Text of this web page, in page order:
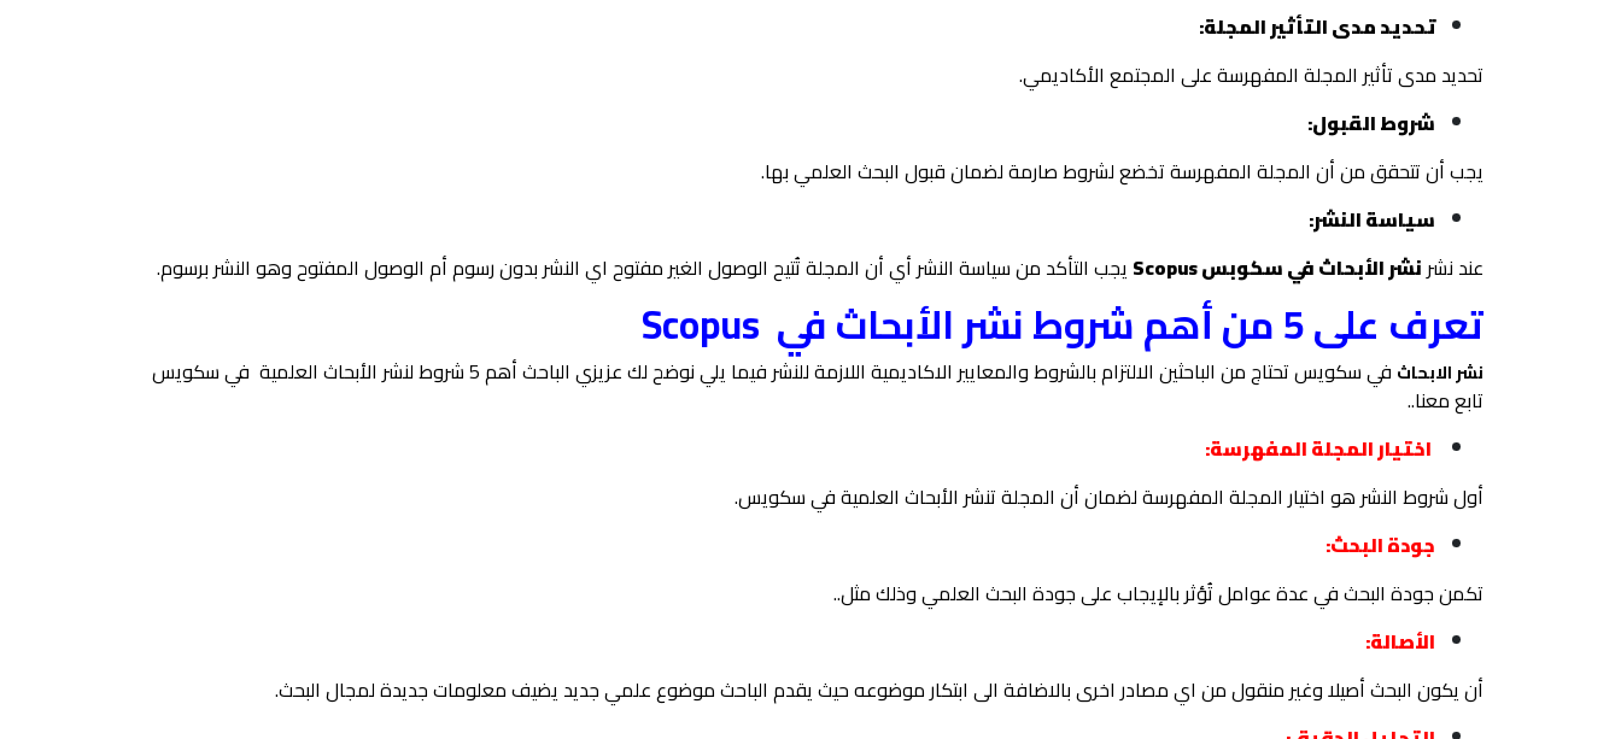
تحديد مدى التأثير المجلة:
تحديد مدى تأثير المجلة المفهرسة على المجتمع الأكاديمي.
شروط القبول:
يجب أن تتحقق من أن المجلة المفهرسة تخضع لشروط صارمة لضمان قبول البحث العلمي بها.
سياسة النشر:
عند نشرنشر الأبحاث في سكوبس Scopus يجب التأكد من سياسة النشر أي أن المجلة تُتيح الوصول الغير مفتوح اي النشر بدون رسوم أم الوصول المفتوح وهو النشر برسوم.
تعرف على 5 من أهم شروط نشر الأبحاث في Scopus
نشر الابحاث
في سكويس تحتاج من الباحثين الالتزام بالشروط والمعايير الاكاديمية اللازمة للنشر فيما يلي نوضح لك عزيزي الباحث أهم 5 شروط لنشر الأبحاث العلمية في سكويس
تابع معنا..
اختيار المجلة المفهرسة:
أول شروط النشر هو اختيار المجلة المفهرسة لضمان أن المجلة تنشر الأبحاث العلمية في سكويس.
جودة البحث:
تكمن جودة البحث في عدة عوامل تُؤثر بالإيجاب على جودة البحث العلمي وذلك مثل..
الأصالة:
أن يكون البحث أصيلا وغير منقول من اي مصادر اخرى بالاضافة الى ابتكار موضوعه حيث يقدم الباحث موضوع علمي جديد يضيف معلومات جديدة لمجال البحث.